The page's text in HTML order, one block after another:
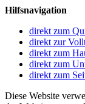
Hilfsnavigation
direkt zum
direkt zur
direkt zum
direkt zum
direkt zum
Diese Website